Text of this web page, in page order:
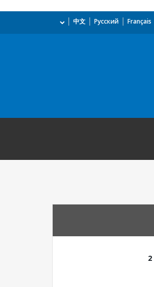
Français
Русский
中文
2